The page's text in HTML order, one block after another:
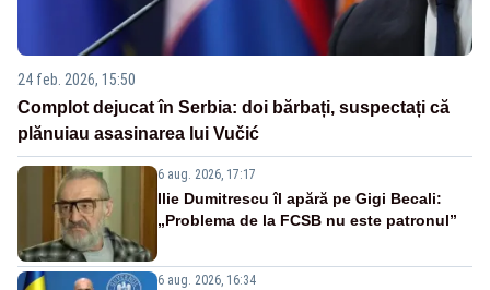
24 feb. 2026, 15:50
Complot dejucat în Serbia: doi bărbați, suspectați că
plănuiau asasinarea lui Vučić
6 aug. 2026, 17:17
Ilie Dumitrescu îl apără pe Gigi Becali:
„Problema de la FCSB nu este patronul”
6 aug. 2026, 16:34